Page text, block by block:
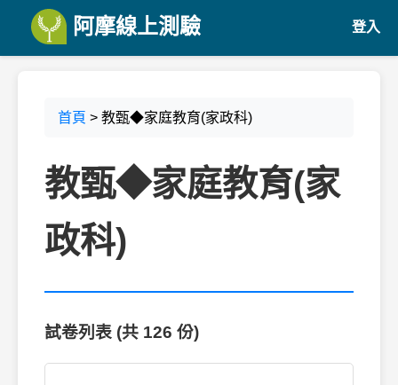
阿摩線上測驗 登入
首頁 > 教甄◆家庭教育(家政科)
教甄◆家庭教育(家
政科)
試卷列表 (共 126 份)